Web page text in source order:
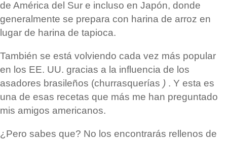
de América del Sur e incluso en Japón, donde
generalmente se prepara con harina de arroz en
lugar de harina de tapioca.
También se está volviendo cada vez más popular
en los EE. UU. gracias a la influencia de los
asadores brasileños (churrasquerías ) . Y esta es
una de esas recetas que más me han preguntado
mis amigos americanos.
¿Pero sabes que? No los encontrarás rellenos de